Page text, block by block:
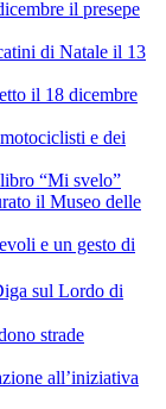
il presepe
di Natale il 13
il 18 dicembre
e dei
“Mi svelo”
il Museo delle
e un gesto di
sul Lordo di
strade
all’iniziativa